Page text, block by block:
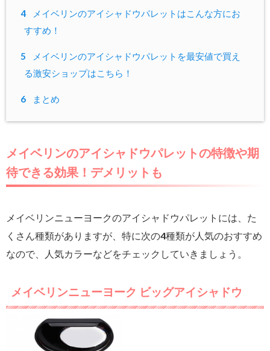
4
メイベリンのアイシャドウパレットはこんな方にお
すすめ！
5
メイベリンのアイシャドウパレットを最安値で買え
る激安ショップはこちら！
6 まとめ
メイベリンのアイシャドウパレットの特徴や期
待できる効果！デメリットも
メイベリンニューヨークのアイシャドウパレットには、た
くさん種類がありますが、特に次の4種類が人気のおすすめ
なので、人気カラーなどをチェックしていきましょう。
メイベリンニューヨーク ビッグアイシャドウ